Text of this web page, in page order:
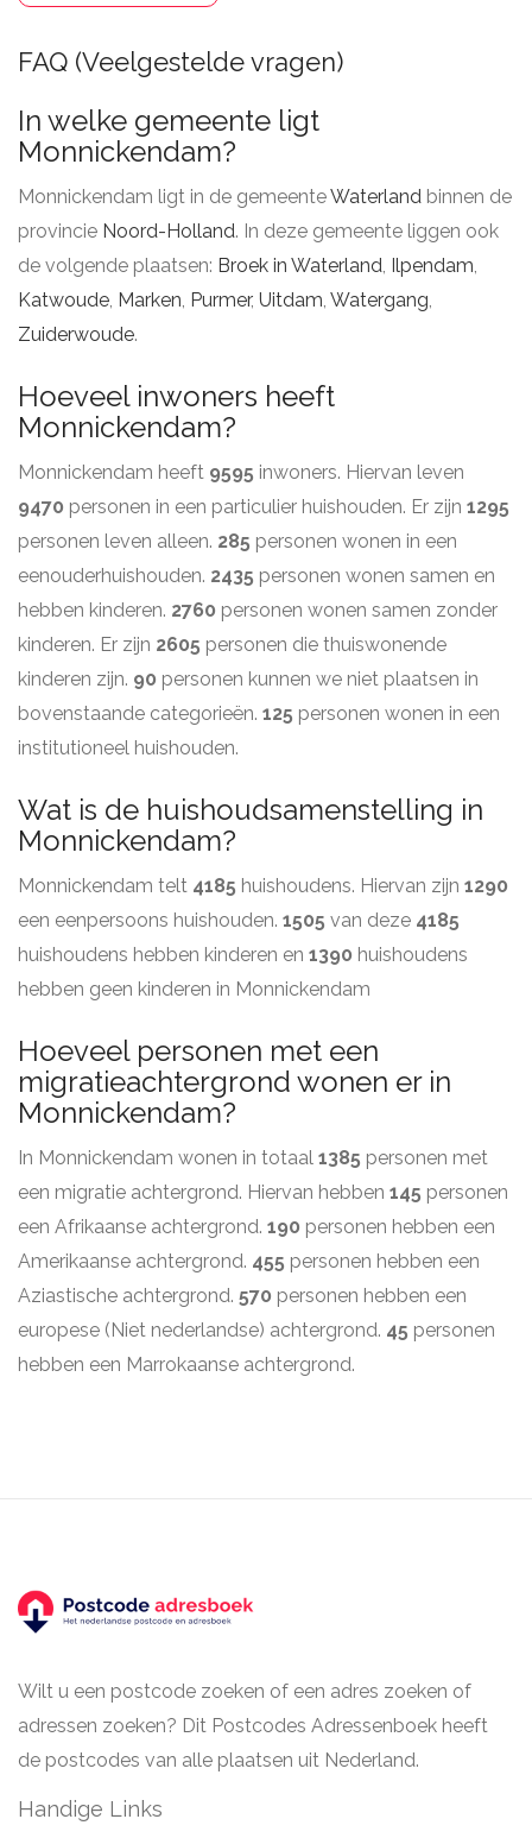
FAQ (Veelgestelde vragen)
In welke gemeente ligt
Monnickendam?
Monnickendam ligt in de gemeenteWaterland binnen de
provincie Noord-Holland. In deze gemeente liggen ook
de volgende plaatsen: Broek in Waterland, Ilpendam,
Katwoude, Marken, Purmer, Uitdam, Watergang,
Zuiderwoude.
Hoeveel inwoners heeft
Monnickendam?
Monnickendam heeft 9595 inwoners. Hiervan leven
9470 personen in een particulier huishouden. Er zijn 1295
personen leven alleen. 285 personen wonen in een
eenouderhuishouden. 2435 personen wonen samen en
hebben kinderen. 2760 personen wonen samen zonder
kinderen. Er zijn 2605 personen die thuiswonende
kinderen zijn. 90 personen kunnen we niet plaatsen in
bovenstaande categorieën. 125 personen wonen in een
institutioneel huishouden.
Wat is de huishoudsamenstelling in
Monnickendam?
Monnickendam telt 4185 huishoudens. Hiervan zijn 1290
een eenpersoons huishouden. 1505 van deze 4185
huishoudens hebben kinderen en 1390 huishoudens
hebben geen kinderen in Monnickendam
Hoeveel personen met een
migratieachtergrond wonen er in
Monnickendam?
In Monnickendam wonen in totaal 1385 personen met
een migratie achtergrond. Hiervan hebben 145 personen
een Afrikaanse achtergrond. 190 personen hebben een
Amerikaanse achtergrond. 455 personen hebben een
Aziastische achtergrond. 570 personen hebben een
europese (Niet nederlandse) achtergrond. 45 personen
hebben een Marrokaanse achtergrond.
Wilt u een postcode zoeken of een adres zoeken of
adressen zoeken? Dit Postcodes Adressenboek heeft
de postcodes van alle plaatsen uit Nederland.
Handige Links